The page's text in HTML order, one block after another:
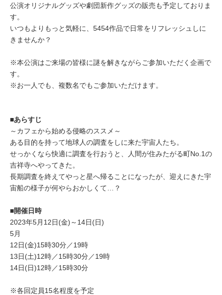
公演オリジナルグッズや劇団新作グッズの販売も予定しておりま
す。
いつもよりもっと気軽に、5454作品で日常をリフレッシュしに
きませんか？
※本公演はご来場の皆様に謎を解きながらご参加いただく企画で
す。
※お一人でも、複数名でもご参加いただけます。
■あらすじ
～カフェから始める侵略のススメ～
ある目的を持って地球人の調査をしに来た宇宙人たち。
せっかくなら快適に調査を行おうと、人間が住みたがる町No.1の
吉祥寺へやってきた。
長期調査を終えてやっと星へ帰ることになったが、迎えにきた宇
宙船の様子が何やらおかしくて…？
■開催日時
2023年5月12日(金)～14日(日)
5月
12日(金)15時30分／19時
13日(土)12時／15時30分／19時
14日(日)12時／15時30分
※各回定員15名程度を予定